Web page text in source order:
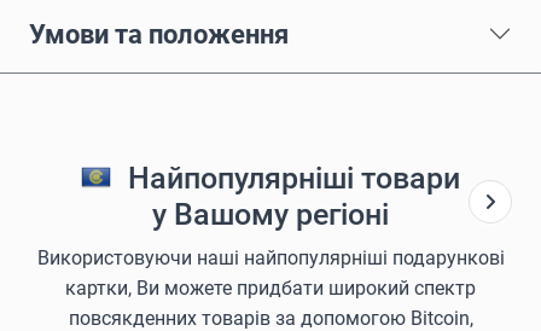
Умови та положення
Найпопулярніші товари
у Вашому регіоні
Використовуючи наші найпопулярніші подарункові
картки, Ви можете придбати широкий спектр
повсякденних товарів за допомогою Bitcoin,